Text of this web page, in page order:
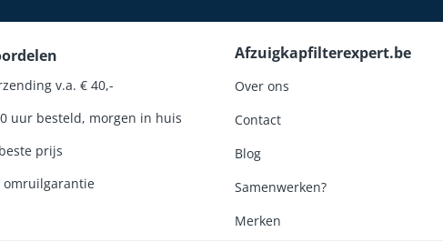
v.a. € 40,-
uur besteld, morgen in huis
prijs
omruilgarantie
Afzuigkapfilterexpert.be
Over ons
Contact
Blog
Samenwerken?
Merken